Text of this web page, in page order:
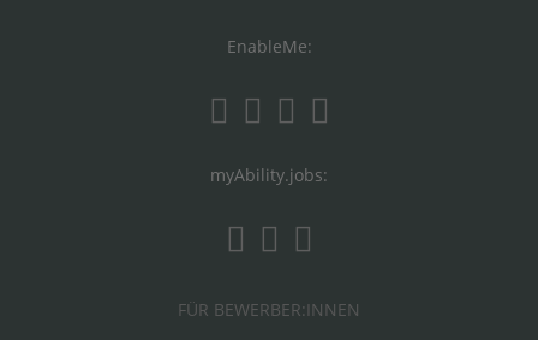
EnableMe:
myAbility.jobs:
FÜR BEWERBER:INNEN